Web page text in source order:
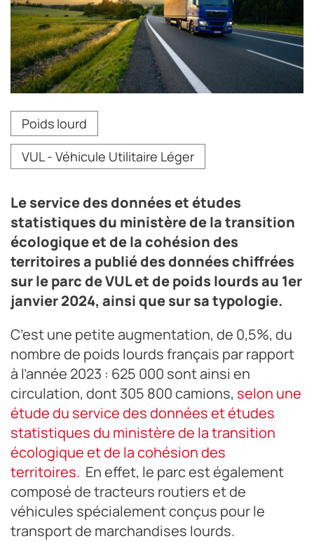
Poids lourd
VUL - Véhicule Utilitaire Léger
Le service des données et études
statistiques du ministère de la transition
écologique et de la cohésion des
territoires a publié des données chiffrées
sur le parc de VUL et de poids lourds au 1er
janvier 2024, ainsi que sur sa typologie.
C’est une petite augmentation, de 0,5%, du
nombre de poids lourds français par rapport
à l’année 2023 : 625 000 sont ainsi en
circulation, dont 305 800 camions, selon une
étude du service des données et études
statistiques du ministère de la transition
écologique et de la cohésion des
territoires. En effet, le parc est également
composé de tracteurs routiers et de
véhicules spécialement conçus pour le
transport de marchandises lourds.